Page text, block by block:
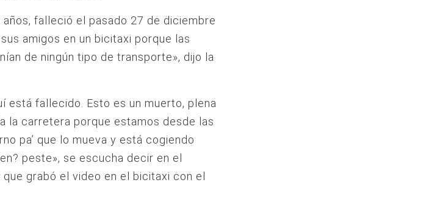
años, falleció el pasado 27 de diciembre
amigos en un bicitaxi porque las
de ningún tipo de transporte», dijo la
está fallecido. Esto es un muerto, plena
la carretera porque estamos desde las
pa’ que lo mueva y está cogiendo
peste», se escucha decir en el
grabó el video en el bicitaxi con el